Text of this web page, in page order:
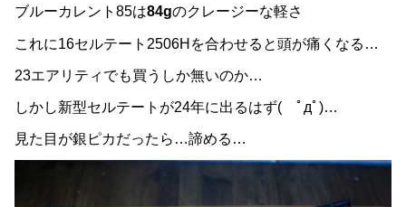
ブルーカレント85は84gのクレージーな軽さ
これに16セルテート2506Hを合わせると頭が痛くなる…
23エアリティでも買うしか無いのか…
しかし新型セルテートが24年に出るはず( ﾟдﾟ)…
見た目が銀ピカだったら…諦める…